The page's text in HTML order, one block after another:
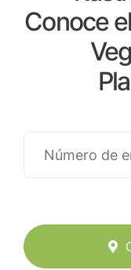
Conoce